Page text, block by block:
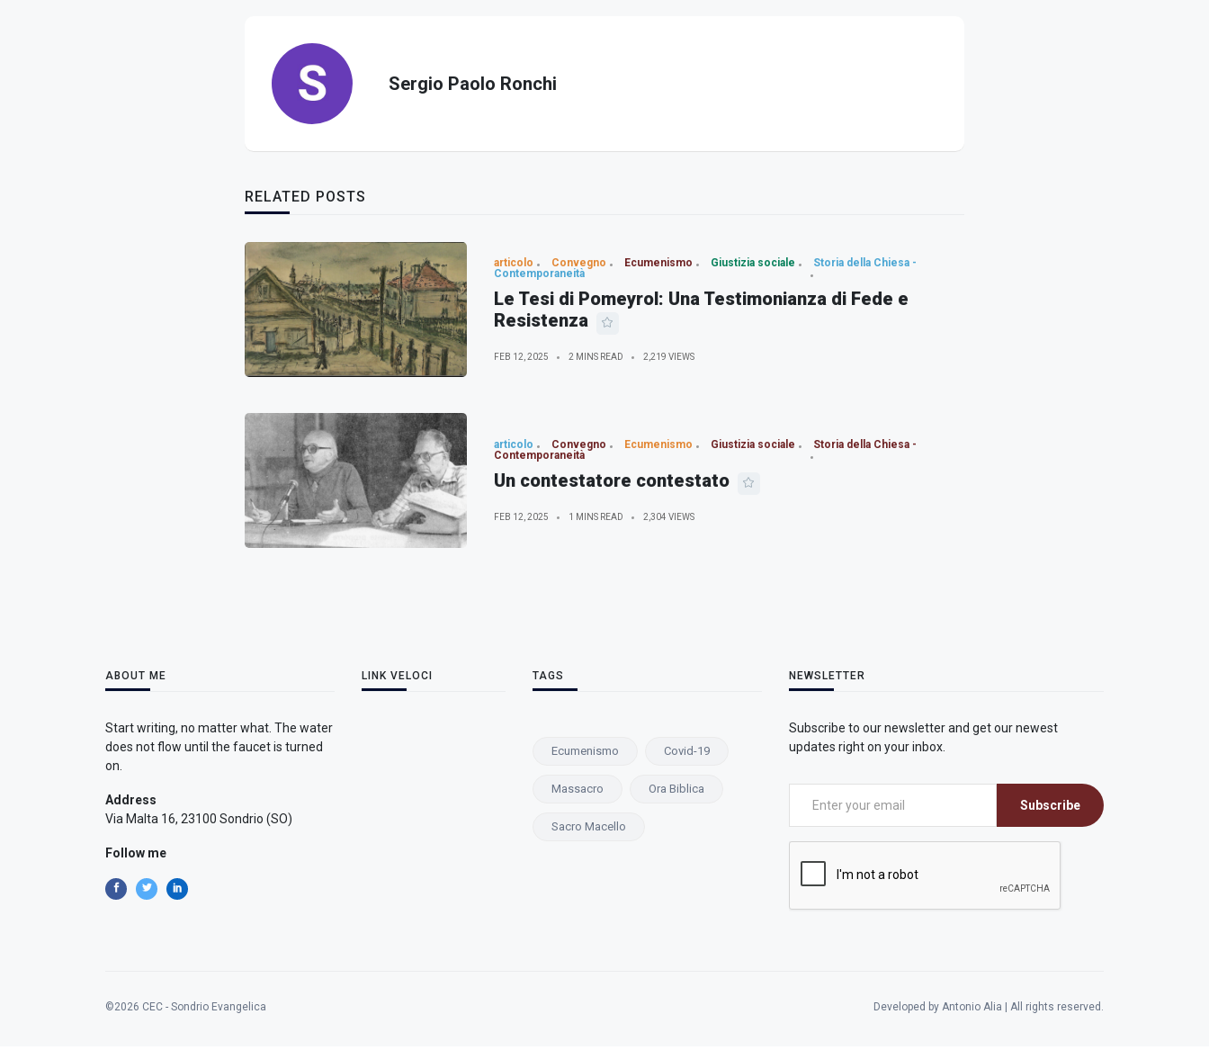
Sergio Paolo Ronchi
RELATED POSTS
articolo Convegno Ecumenismo Giustizia sociale
Storia della Chiesa -
Contemporaneità
Le Tesi di Pomeyrol: Una Testimonianza di Fede e
Resistenza
FEB 12, 2025 2 MINS READ 2,219 VIEWS
articolo Convegno Ecumenismo Giustizia sociale
Storia della Chiesa -
Contemporaneità
Un contestatore contestato
FEB 12, 2025 1 MINS READ 2,304 VIEWS
ABOUT ME
Start writing, no matter what. The water
does not flow until the faucet is turned
on.
Address
Via Malta 16, 23100 Sondrio (SO)
Follow me
LINK VELOCI TAGS
Ecumenismo Covid-19
Massacro Ora Biblica
Sacro Macello
NEWSLETTER
Subscribe to our newsletter and get our newest
updates right on your inbox.
Subscribe
©2026 CEC - Sondrio Evangelica Developed by Antonio Alia | All rights reserved.